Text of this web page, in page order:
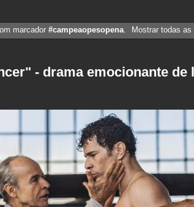
marcador #campeaopesopena. Mostrar todas as
- drama emocionante de